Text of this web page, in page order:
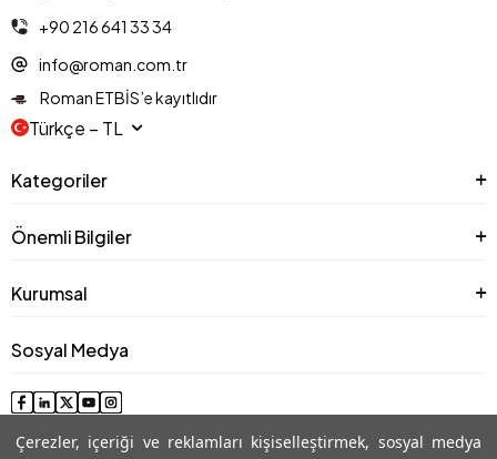
Çerezler, içeriği ve reklamları kişiselleştirmek, sosyal medya
+90 216 641 33 34
info@roman.com.tr
Roman ETBİS’e kayıtlıdır
Türkçe − TL
Kategoriler
Önemli Bilgiler
Kurumsal
Sosyal Medya